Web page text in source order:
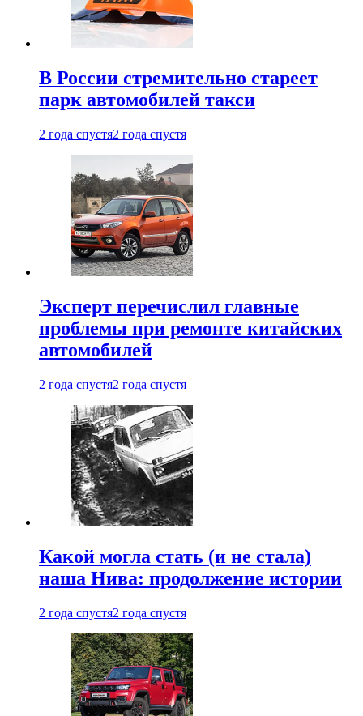
В России стремительно стареет
парк автомобилей такси
2 года спустя2 года спустя
Эксперт перечислил главные
проблемы при ремонте китайских
автомобилей
2 года спустя2 года спустя
Какой могла стать (и не стала)
наша Нива: продолжение истории
2 года спустя2 года спустя